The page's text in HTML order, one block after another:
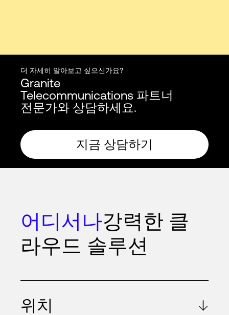
더 자세히 알아보고 싶으신가요?
Granite
Telecommunications 파트너
전문가와 상담하세요.
지금 상담하기
어디서나강력한 클
라우드 솔루션
위치